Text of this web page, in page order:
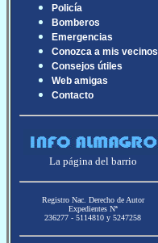
Policía
Bomberos
Emergencias
Conozca a mis vecinos
Consejos útiles
Web amigas
Contacto
La página del barrio
Registro Nac. Derecho de Autor
Expedientes Nª
236277 - 5114810 y 5247258